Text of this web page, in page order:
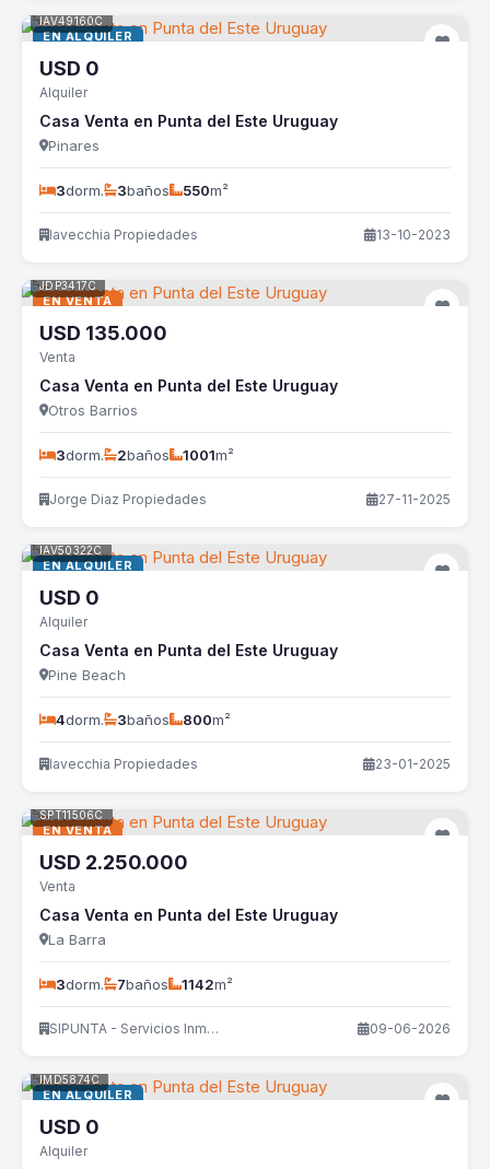
EN ALQUILER
IAV49160C
USD 0
Alquiler
Casa Venta en Punta del Este Uruguay
Pinares
3dorm. 3baños 550m²
Iavecchia Propiedades 13-10-2023
EN VENTA
JDP3417C
USD 135.000
Venta
Casa Venta en Punta del Este Uruguay
Otros Barrios
3dorm. 2baños 1001m²
Jorge Diaz Propiedades 27-11-2025
EN ALQUILER
IAV50322C
USD 0
Alquiler
Casa Venta en Punta del Este Uruguay
Pine Beach
4dorm. 3baños 800m²
Iavecchia Propiedades 23-01-2025
EN VENTA
SPT11506C
USD 2.250.000
Venta
Casa Venta en Punta del Este Uruguay
La Barra
3dorm. 7baños 1142m²
SIPUNTA - Servicios Inmobiliarios 09-06-2026
EN ALQUILER
IMD5874C
USD 0
Alquiler